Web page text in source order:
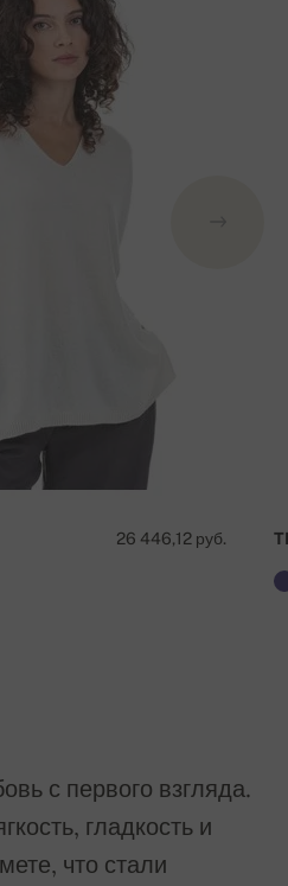
26 446,12 руб.
с первого взгляда.
гладкость и
что стали